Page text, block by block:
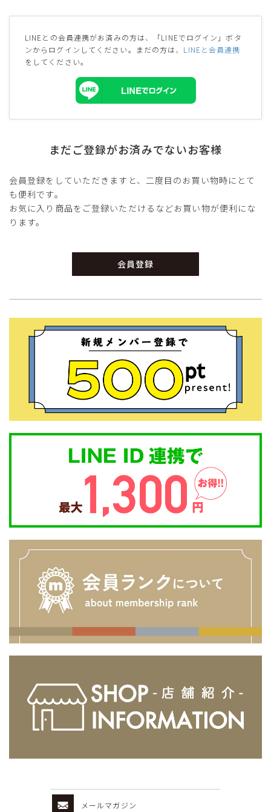
LINEとの会員連携がお済みの方は、「LINEでログイン」ボタ
ンからログインしてください。まだの方は、 LINEと会員連携
をしてください。
まだご登録がお済みでないお客様
会員登録をしていただきますと、二度目のお買い物時にとて
も便利です。
お気に入り商品をご登録いただけるなどお買い物が便利にな
ります。
会員登録
メールマガジン